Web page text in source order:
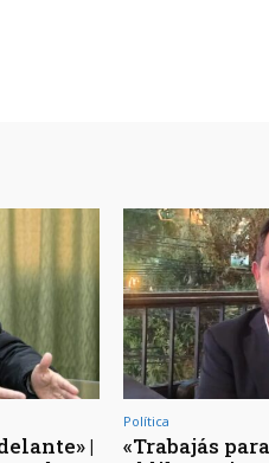
|
Política
«Trabajás